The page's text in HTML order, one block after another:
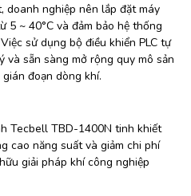
doanh nghiệp nên lắp đặt máy
~ 40°C và đảm bảo hệ thống
sử dụng bộ điều khiển PLC tự
và sẵn sàng mở rộng quy mô sản
đoạn dòng khí.
Tecbell TBD-1400N tinh khiết
cao năng suất và giảm chi phí
giải pháp khí công nghiệp